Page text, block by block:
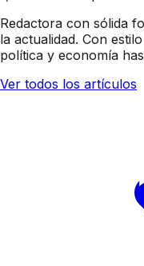
Redactora con sólida
la actualidad. Con
política y economía
Ver todos los artículos